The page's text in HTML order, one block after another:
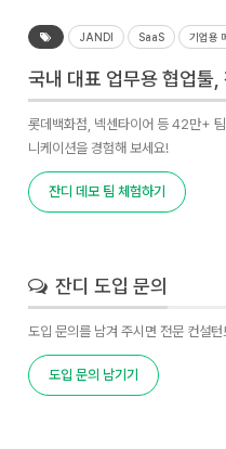
JANDI SaaS 기업용
국내 대표 업무용 협업툴,
롯데백화점, 넥센타이어 등 42만+
니케이션을 경험해 보세요!
잔디 데모 팀 체험하기
잔디 도입 문의
도입 문의를 남겨 주시면 전문 컨설
도입 문의 남기기